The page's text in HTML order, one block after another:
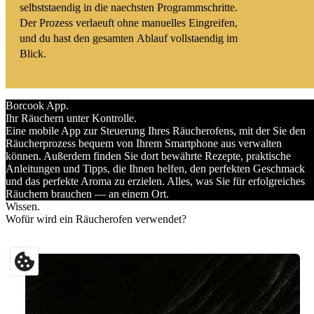
Borcook App.
Ihr Räuchern unter Kontrolle.
Eine mobile App zur Steuerung Ihres Räucherofens, mit der Sie den
Räucherprozess bequem von Ihrem Smartphone aus verwalten
können. Außerdem finden Sie dort bewährte Rezepte, praktische
Anleitungen und Tipps, die Ihnen helfen, den perfekten Geschmack
und das perfekte Aroma zu erzielen. Alles, was Sie für erfolgreiches
Räuchern brauchen — an einem Ort.
VOR
↔
Wissen.
Wofür wird ein Räucherofen verwendet?